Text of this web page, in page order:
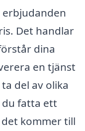
erbjudanden
Det handlar
dina
en tjänst
del av olika
du fatta ett
kommer till